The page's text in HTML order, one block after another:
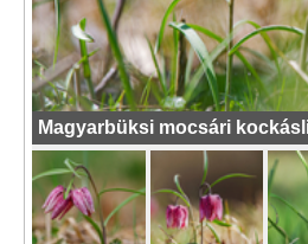
Magyarbüksi mocsári